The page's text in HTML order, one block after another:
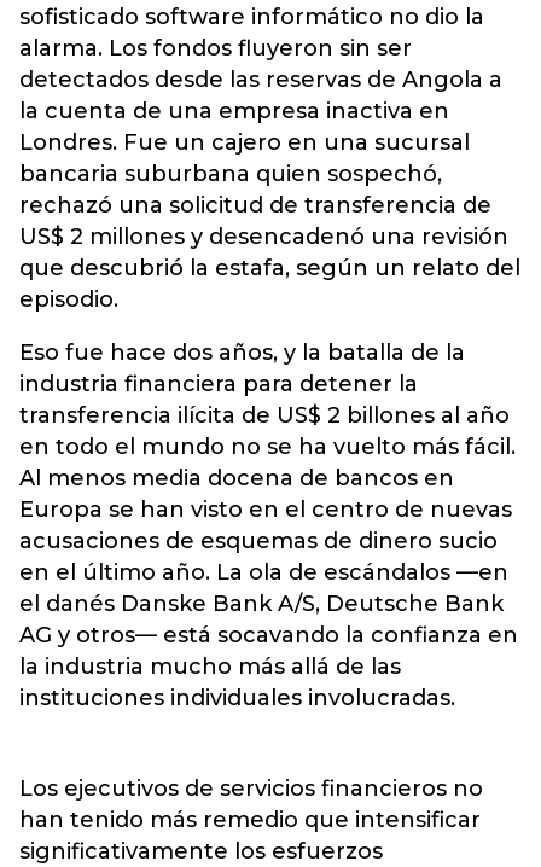
sofisticado software informático no dio la
alarma. Los fondos fluyeron sin ser
detectados desde las reservas de Angola a
la cuenta de una empresa inactiva en
Londres. Fue un cajero en una sucursal
bancaria suburbana quien sospechó,
rechazó una solicitud de transferencia de
US$ 2 millones y desencadenó una revisión
que descubrió la estafa, según un relato del
episodio.
Eso fue hace dos años, y la batalla de la
industria financiera para detener la
transferencia ilícita de US$ 2 billones al año
en todo el mundo no se ha vuelto más fácil.
Al menos media docena de bancos en
Europa se han visto en el centro de nuevas
acusaciones de esquemas de dinero sucio
en el último año. La ola de escándalos —en
el danés Danske Bank A/S, Deutsche Bank
AG y otros— está socavando la confianza en
la industria mucho más allá de las
instituciones individuales involucradas.
Los ejecutivos de servicios financieros no
han tenido más remedio que intensificar
significativamente los esfuerzos